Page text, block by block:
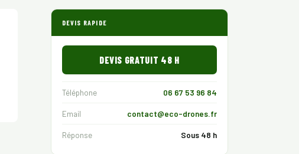
DEVIS RAPIDE
DEVIS GRATUIT 48 H
Téléphone 06 67 53 96 84
Email contact@eco-drones.fr
Réponse Sous 48 h